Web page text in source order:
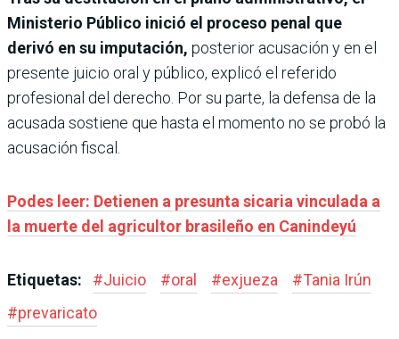
Ministerio Público inició el proceso penal que
derivó en su imputación, posterior acusación y en el
presente juicio oral y público, explicó el referido
profesional del derecho. Por su parte, la defensa de la
acusada sostiene que hasta el momento no se probó la
acusación fiscal.
Podes leer: Detienen a presunta sicaria vinculada a
la muerte del agricultor brasileño en Canindeyú
Etiquetas: #Juicio #oral #exjueza #Tania Irún
#prevaricato